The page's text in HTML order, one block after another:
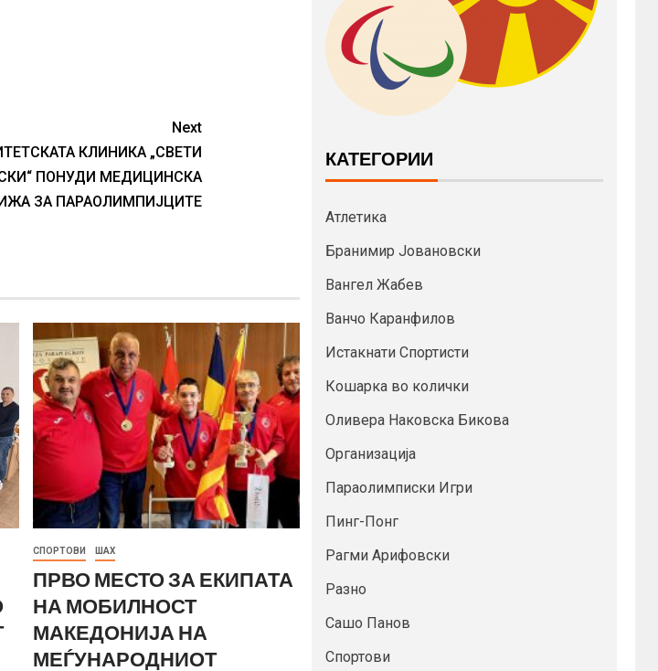
Next
КЛИНИКА „СВЕТИ
ПОНУДИ МЕДИЦИНСКА
ЗА ПАРАОЛИМПИЈЦИТЕ
СПОРТОВИ ШАХ
ПРВО МЕСТО ЗА ЕКИПАТА
НА МОБИЛНОСТ
МАКЕДОНИЈА НА
МЕЃУНАРОДНИОТ
КАТЕГОРИИ
Атлетика
Бранимир Јовановски
Вангел Жабев
Ванчо Каранфилов
Истакнати Спортисти
Кошарка во колички
Оливера Наковска Бикова
Организација
Параолимписки Игри
Пинг-Понг
Рагми Арифовски
Разно
Сашо Панов
Спортови